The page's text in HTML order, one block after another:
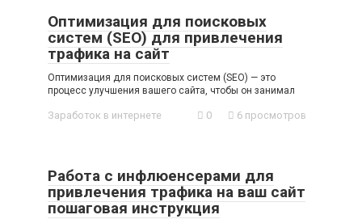
Оптимизация для поисковых
систем (SEO) для привлечения
трафика на сайт
Оптимизация для поисковых систем (SEO) — это
процесс улучшения вашего сайта, чтобы он занимал
Заработок в интернете 0 6 просмотров
Работа с инфлюенсерами для
привлечения трафика на ваш сайт
пошаговая инструкция